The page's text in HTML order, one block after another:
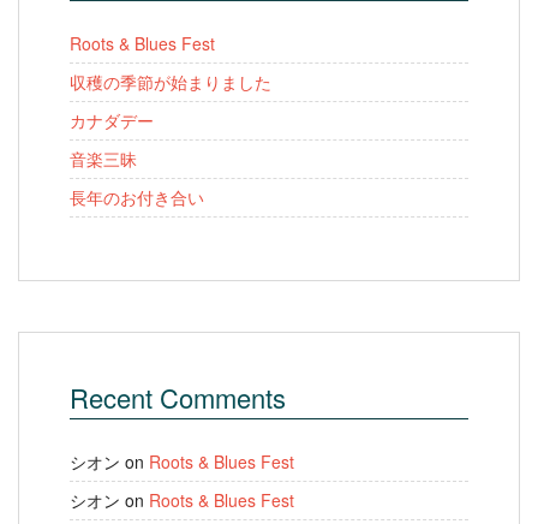
Roots & Blues Fest
収穫の季節が始まりました
カナダデー
音楽三昧
長年のお付き合い
Recent Comments
シオン on Roots & Blues Fest
シオン on Roots & Blues Fest